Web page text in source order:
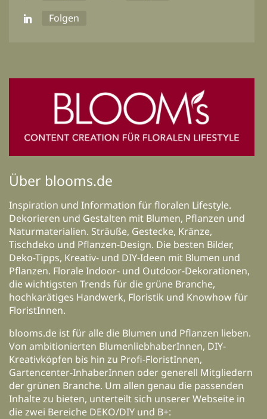
Folgen
Über blooms.de
Inspiration und Information für floralen Lifestyle.
Dekorieren und Gestalten mit Blumen, Pflanzen und
Naturmaterialien. Sträuße, Gestecke, Kränze,
Tischdeko und Pflanzen-Design. Die besten Bilder,
Deko-Tipps, Kreativ- und DIY-Ideen mit Blumen und
Pflanzen. Florale Indoor- und Outdoor-Dekorationen,
die wichtigsten Trends für die grüne Branche,
hochkarätiges Handwerk, Floristik und Knowhow für
FloristInnen.
blooms.de ist für alle die Blumen und Pflanzen lieben.
Von ambitionierten BlumenliebhaberInnen, DIY-
Kreativköpfen bis hin zu Profi-FloristInnen,
Gartencenter-InhaberInnen oder generell Mitgliedern
der grünen Branche. Um allen genau die passenden
Inhalte zu bieten, unterteilt sich unserer Webseite in
die zwei Bereiche DEKO/DIY und B+: